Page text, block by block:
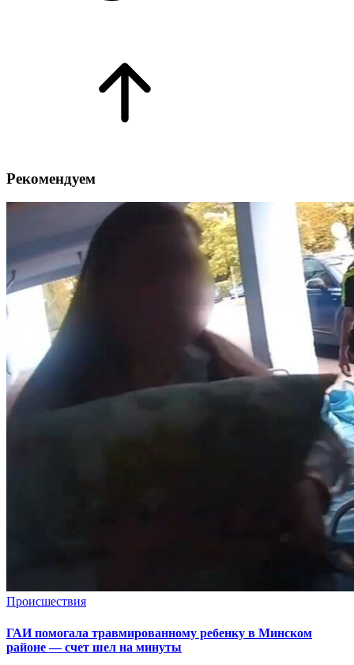
Рекомендуем
Происшествия
ГАИ помогала травмированному ребенку в Минском
районе — счет шел на минуты